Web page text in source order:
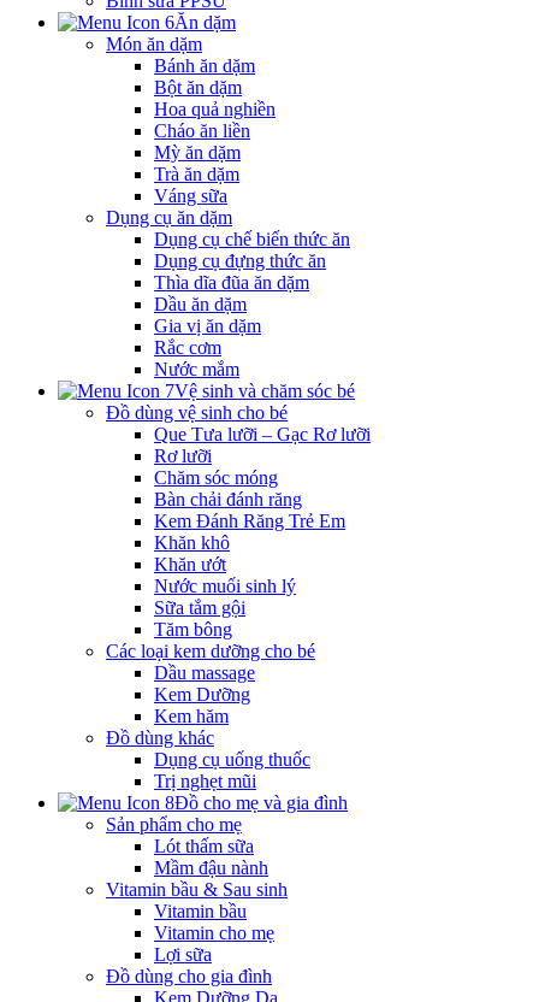
Ăn dặm
Món ăn dặm
Bánh ăn dặm
Bột ăn dặm
Hoa quả nghiền
Cháo ăn liền
Mỳ ăn dặm
Trà ăn dặm
Váng sữa
Dụng cụ ăn dặm
Dụng cụ chế biến thức ăn
Dụng cụ đựng thức ăn
Thìa dĩa đũa ăn dặm
Dầu ăn dặm
Gia vị ăn dặm
Rắc cơm
Nước mắm
Vệ sinh và chăm sóc bé
Đồ dùng vệ sinh cho bé
Que Tưa lưỡi – Gạc Rơ lưỡi
Rơ lưỡi
Chăm sóc móng
Bàn chải đánh răng
Kem Đánh Răng Trẻ Em
Khăn khô
Khăn ướt
Nước muối sinh lý
Sữa tắm gội
Tăm bông
Các loại kem dưỡng cho bé
Dầu massage
Kem Dưỡng
Kem hăm
Đồ dùng khác
Dụng cụ uống thuốc
Trị nghẹt mũi
Đồ cho mẹ và gia đình
Sản phẩm cho mẹ
Lót thấm sữa
Mầm đậu nành
Vitamin bầu & Sau sinh
Vitamin bầu
Vitamin cho mẹ
Lợi sữa
Đồ dùng cho gia đình
Kem Dưỡng Da